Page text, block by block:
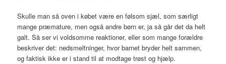
Skulle man så oven i købet være en følsom sjæl, som særligt
mange præmature, men også andre børn er, ja så går det da helt
galt. Så ser vi voldsomme reaktioner, eller som mange forældre
beskriver det: nedsmeltninger, hvor barnet bryder helt sammen,
og faktisk ikke er i stand til at modtage trøst og hjælp.